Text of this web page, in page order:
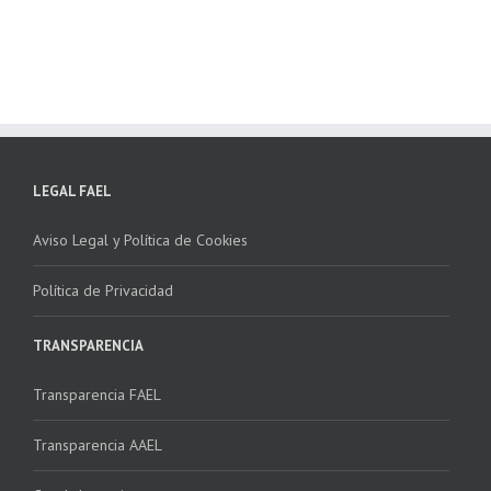
LEGAL FAEL
Aviso Legal y Política de Cookies
Política de Privacidad
TRANSPARENCIA
Transparencia FAEL
Transparencia AAEL